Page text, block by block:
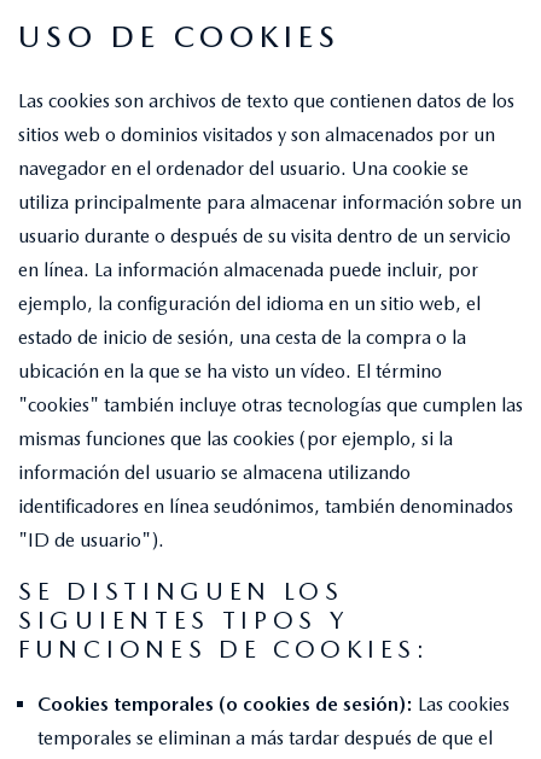
USO DE COOKIES
Las cookies son archivos de texto que contienen datos de los
sitios web o dominios visitados y son almacenados por un
navegador en el ordenador del usuario. Una cookie se
utiliza principalmente para almacenar información sobre un
usuario durante o después de su visita dentro de un servicio
en línea. La información almacenada puede incluir, por
ejemplo, la configuración del idioma en un sitio web, el
estado de inicio de sesión, una cesta de la compra o la
ubicación en la que se ha visto un vídeo. El término
"cookies" también incluye otras tecnologías que cumplen las
mismas funciones que las cookies (por ejemplo, si la
información del usuario se almacena utilizando
identificadores en línea seudónimos, también denominados
"ID de usuario").
SE DISTINGUEN LOS
SIGUIENTES TIPOS Y
FUNCIONES DE COOKIES:
Cookies temporales (o cookies de sesión): Las cookies
temporales se eliminan a más tardar después de que el